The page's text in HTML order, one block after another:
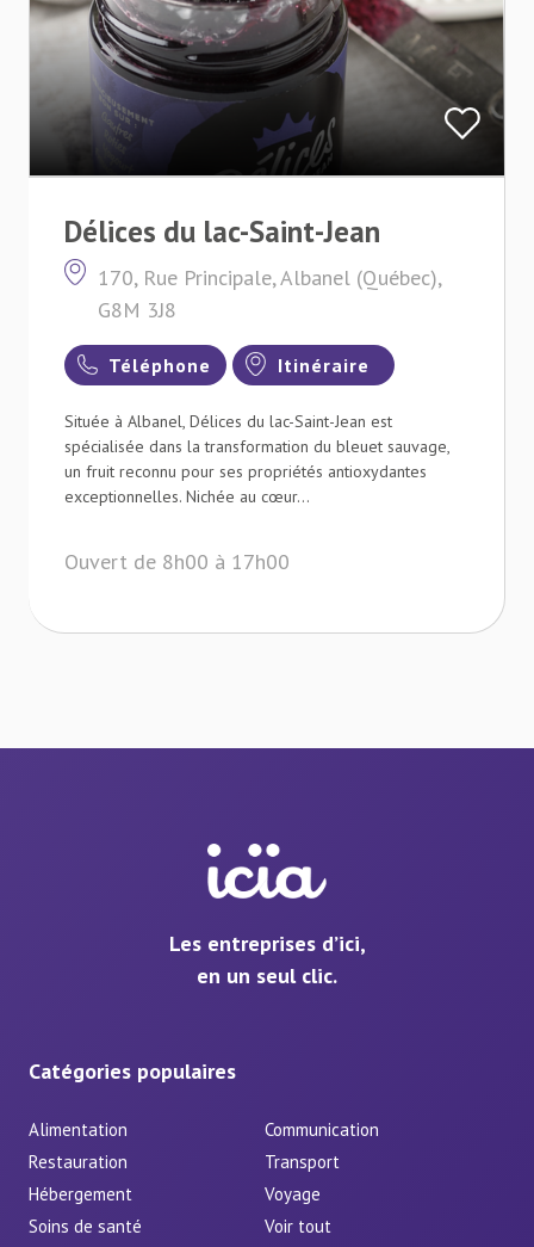
Délices du lac-Saint-Jean
170, Rue Principale, Albanel (Québec),
G8M 3J8
Téléphone Itinéraire
Située à Albanel, Délices du lac-Saint-Jean est
spécialisée dans la transformation du bleuet sauvage,
un fruit reconnu pour ses propriétés antioxydantes
exceptionnelles. Nichée au cœur...
Ouvert de 8h00 à 17h00
Les entreprises d’ici,
en un seul clic.
Catégories populaires
Alimentation
Communication
Restauration
Transport
Hébergement
Voyage
Soins de santé
Voir tout